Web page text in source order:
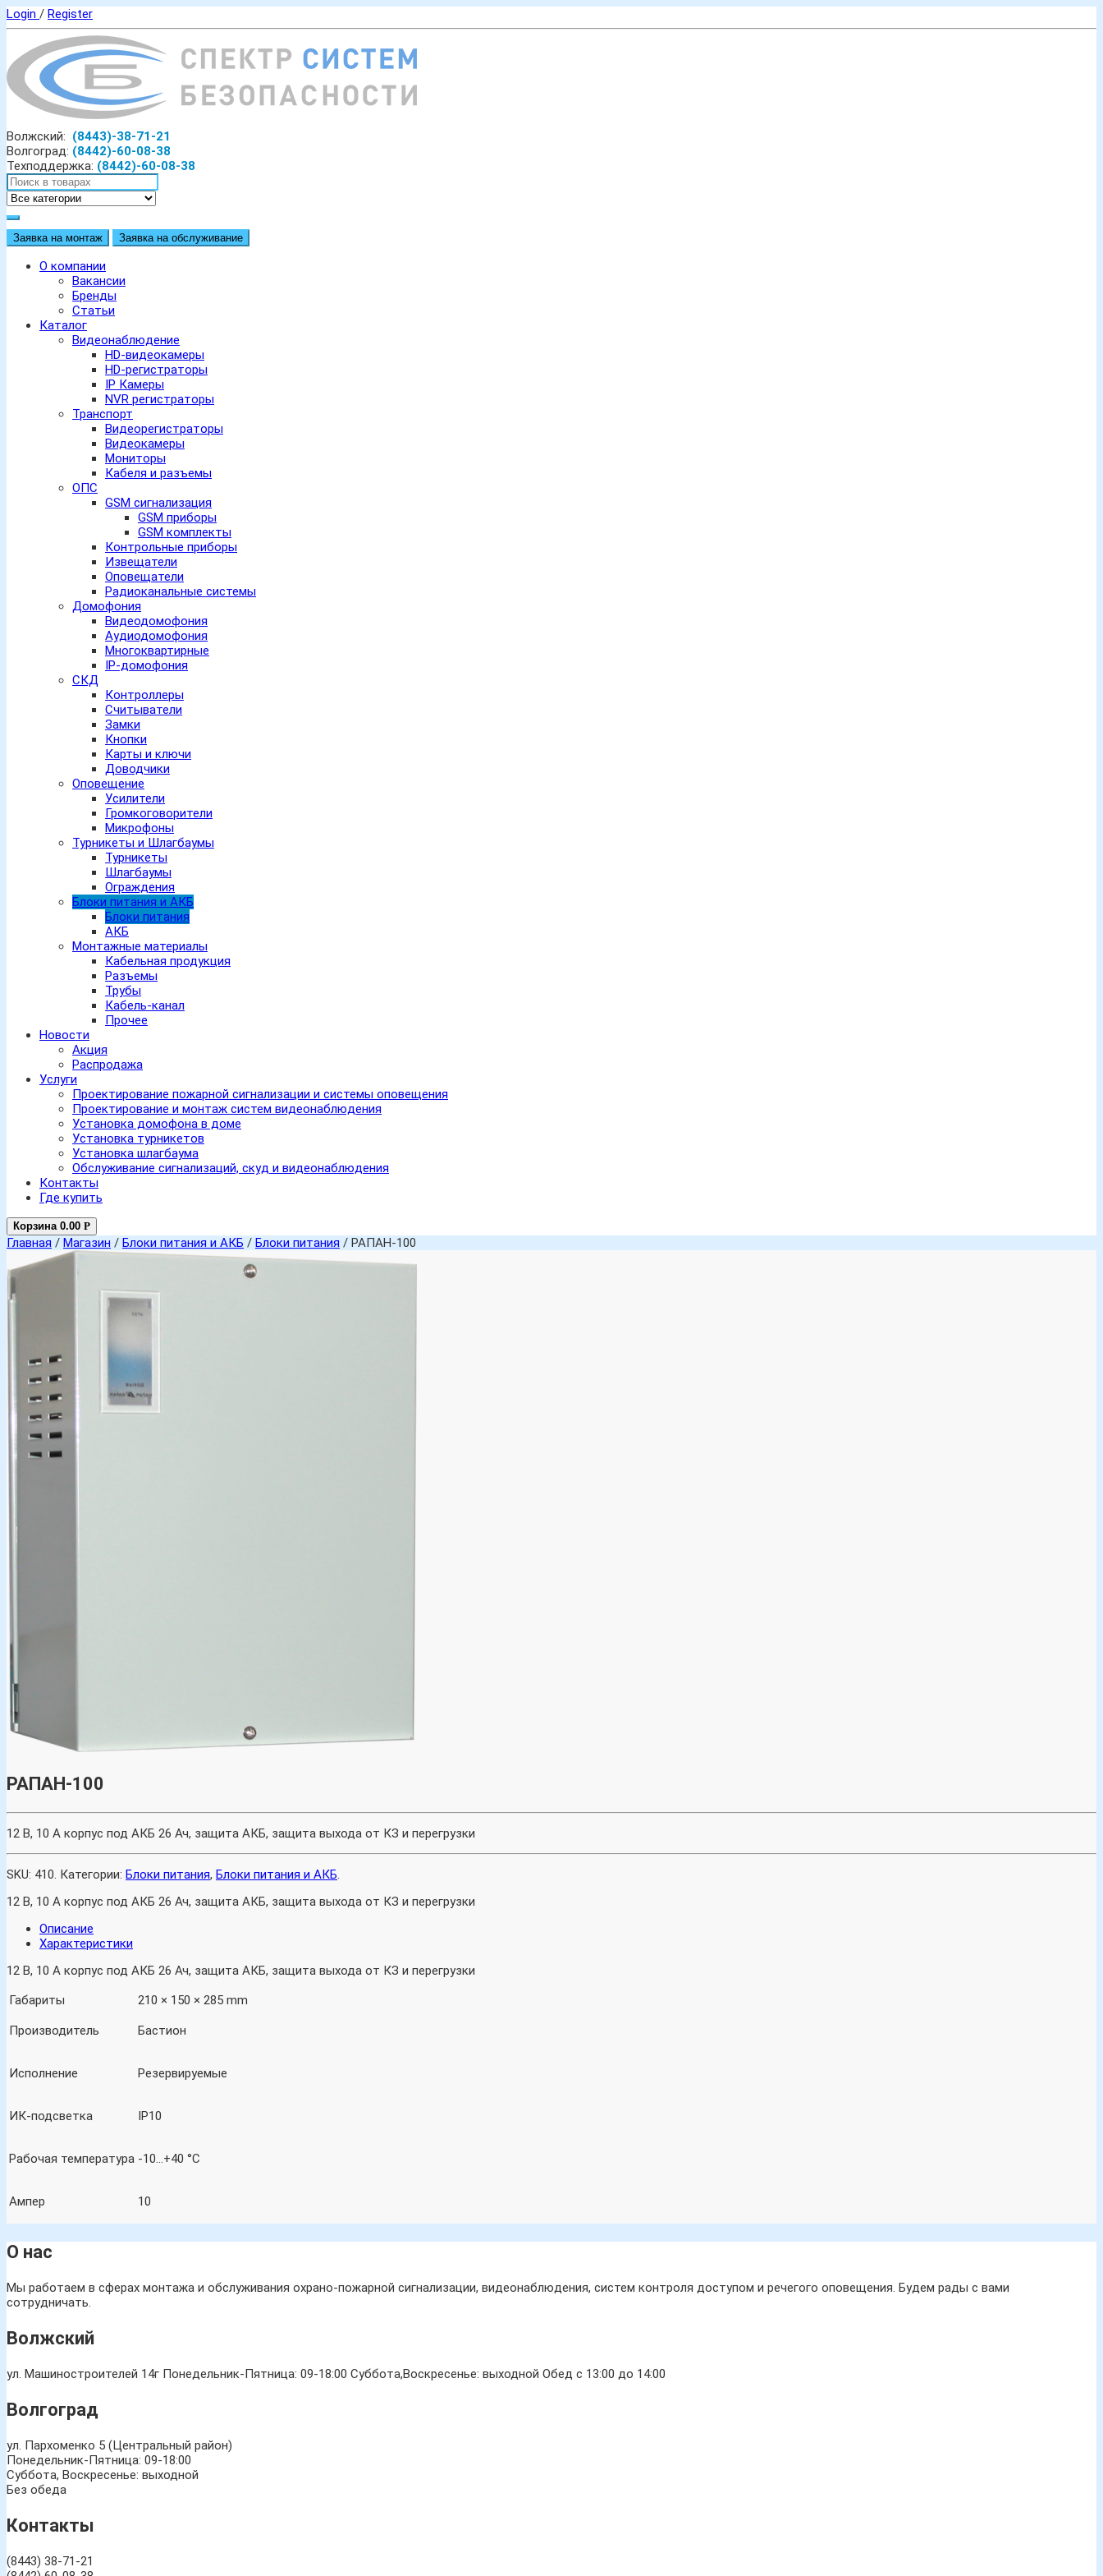
Login / Register
Волжский: (8443)-38-71-21
Волгоград: (8442)-60-08-38
Техподдержка: (8442)-60-08-38
Заявка на монтаж Заявка на обслуживание
О компании
Вакансии
Бренды
Статьи
Каталог
Видеонаблюдение
HD-видеокамеры
HD-регистраторы
IP Камеры
NVR регистраторы
Транспорт
Видеорегистраторы
Видеокамеры
Мониторы
Кабеля и разъемы
ОПС
GSM сигнализация
GSM приборы
GSM комплекты
Контрольные приборы
Извещатели
Оповещатели
Радиоканальные системы
Домофония
Видеодомофония
Аудиодомофония
Многоквартирные
IP-домофония
СКД
Контроллеры
Считыватели
Замки
Кнопки
Карты и ключи
Доводчики
Оповещение
Усилители
Громкоговорители
Микрофоны
Турникеты и Шлагбаумы
Турникеты
Шлагбаумы
Ограждения
Блоки питания и АКБ
Блоки питания
АКБ
Монтажные материалы
Кабельная продукция
Разъемы
Трубы
Кабель-канал
Прочее
Новости
Акция
Распродажа
Услуги
Проектирование пожарной сигнализации и системы оповещения
Проектирование и монтаж систем видеонаблюдения
Установка домофона в доме
Установка турникетов
Установка шлагбаума
Обслуживание сигнализаций, скуд и видеонаблюдения
Контакты
Где купить
Корзина 0.00 Р
Главная / Магазин / Блоки питания и АКБ / Блоки питания / РАПАН-100
РАПАН-100
12 В, 10 А корпус под АКБ 26 Ач, защита АКБ, защита выхода от КЗ и перегрузки
SKU: 410. Категории: Блоки питания, Блоки питания и АКБ.
12 В, 10 А корпус под АКБ 26 Ач, защита АКБ, защита выхода от КЗ и перегрузки
Описание
Характеристики
12 В, 10 А корпус под АКБ 26 Ач, защита АКБ, защита выхода от КЗ и перегрузки
Габариты
210 × 150 × 285 mm
Производитель Бастион
Исполнение Резервируемые
ИК-подсветка IP10
Рабочая температура -10…+40 °C
Ампер 10
О нас
Мы работаем в сферах монтажа и обслуживания охрано-пожарной сигнализации, видеонаблюдения, систем контроля доступом и речегого оповещения. Будем рады с вами
сотрудничать.
Волжский
ул. Машиностроителей 14г Понедельник-Пятница: 09-18:00 Суббота,Воскресенье: выходной Обед с 13:00 до 14:00
Волгоград
ул. Пархоменко 5 (Центральный район)
Понедельник-Пятница: 09-18:00
Суббота, Воскресенье: выходной
Без обеда
Контакты
(8443) 38-71-21